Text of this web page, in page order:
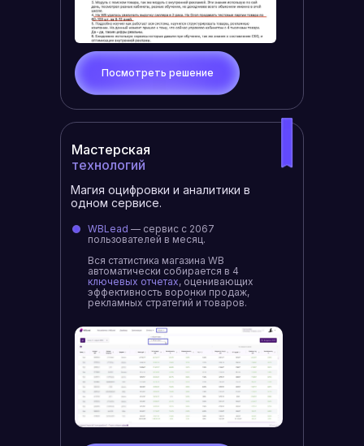
Мастерская
технологий
Магия оцифровки и аналитики в
одном сервисе.
WBLead — сервис с 2067
пользователей в месяц.
Вся статистика магазина WB
автоматически собирается в 4
ключевых отчетах, оценивающих
эффективность воронки продаж,
рекламных стратегий и товаров.
Посмотреть решение